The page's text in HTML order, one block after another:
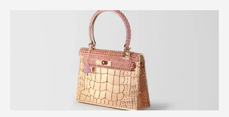
Découvrez la promenade de Palm Jumeirah : une
balade placée sous le signe du luxe et des
Meilleurs quartiers où vivre en famille à Dubaï :
découvrez les meilleures options
Hôtels 5 étoiles à Dubaï : un luxe inégalé pour
chaque voyageur